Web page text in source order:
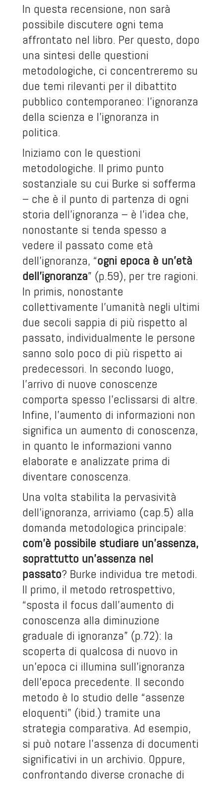
In questa recensione, non sarà
possibile discutere ogni tema
affrontato nel libro. Per questo, dopo
una sintesi delle questioni
metodologiche, ci concentreremo su
due temi rilevanti per il dibattito
pubblico contemporaneo: l’ignoranza
della scienza e l’ignoranza in
politica.
Iniziamo con le questioni
metodologiche. Il primo punto
sostanziale su cui Burke si sofferma
– che è il punto di partenza di ogni
storia dell’ignoranza – è l’idea che,
nonostante si tenda spesso a
vedere il passato come età
dell’ignoranza, “ogni epoca è un’età
dell’ignoranza” (p.59), per tre ragioni.
In primis, nonostante
collettivamente l’umanità negli ultimi
due secoli sappia di più rispetto al
passato, individualmente le persone
sanno solo poco di più rispetto ai
predecessori. In secondo luogo,
l’arrivo di nuove conoscenze
comporta spesso l’eclissarsi di altre.
Infine, l’aumento di informazioni non
significa un aumento di conoscenza,
in quanto le informazioni vanno
elaborate e analizzate prima di
diventare conoscenza.
Una volta stabilita la pervasività
dell’ignoranza, arriviamo (cap.5) alla
domanda metodologica principale:
com’è possibile studiare un’assenza,
soprattutto un’assenza nel
passato? Burke individua tre metodi.
Il primo, il metodo retrospettivo,
“sposta il focus dall’aumento di
conoscenza alla diminuzione
graduale di ignoranza” (p.72): la
scoperta di qualcosa di nuovo in
un’epoca ci illumina sull’ignoranza
dell’epoca precedente. Il secondo
metodo è lo studio delle “assenze
eloquenti” (ibid.) tramite una
strategia comparativa. Ad esempio,
si può notare l’assenza di documenti
significativi in un archivio. Oppure,
confrontando diverse cronache di